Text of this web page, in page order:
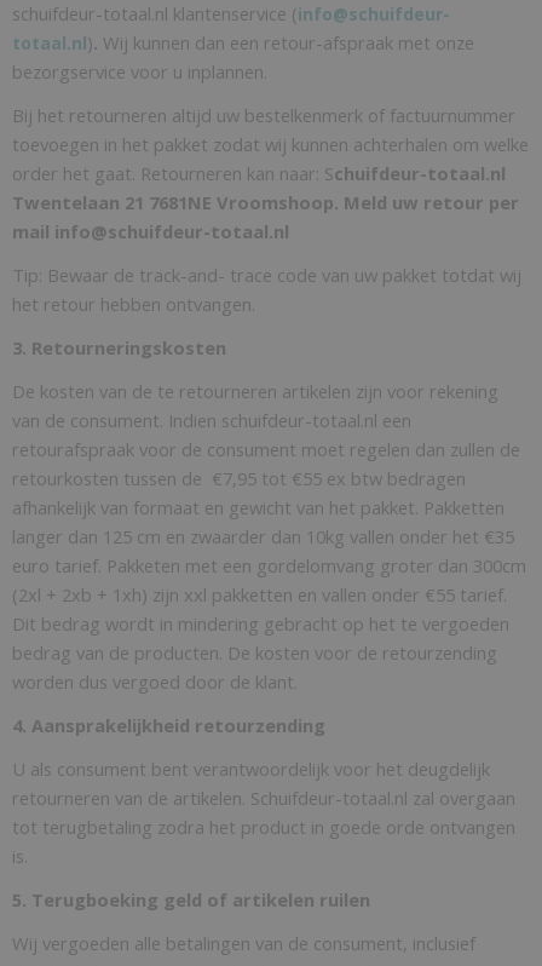
schuifdeur-totaal.nl klantenservice (info@schuifdeur-
totaal.nl). Wij kunnen dan een retour-afspraak met onze
bezorgservice voor u inplannen.
Bij het retourneren altijd uw bestelkenmerk of factuurnummer
toevoegen in het pakket zodat wij kunnen achterhalen om welke
order het gaat. Retourneren kan naar: Schuifdeur-totaal.nl
Twentelaan 21 7681NE Vroomshoop. Meld uw retour per
mail info@schuifdeur-totaal.nl
Tip: Bewaar de track-and- trace code van uw pakket totdat wij
het retour hebben ontvangen.
3. Retourneringskosten
De kosten van de te retourneren artikelen zijn voor rekening
van de consument. Indien schuifdeur-totaal.nl een
retourafspraak voor de consument moet regelen dan zullen de
retourkosten tussen de €7,95 tot €55 ex btw bedragen
afhankelijk van formaat en gewicht van het pakket. Pakketten
langer dan 125 cm en zwaarder dan 10kg vallen onder het €35
euro tarief. Pakketen met een gordelomvang groter dan 300cm
(2xl + 2xb + 1xh) zijn xxl pakketten en vallen onder €55 tarief.
Dit bedrag wordt in mindering gebracht op het te vergoeden
bedrag van de producten. De kosten voor de retourzending
worden dus vergoed door de klant.
4. Aansprakelijkheid retourzending
U als consument bent verantwoordelijk voor het deugdelijk
retourneren van de artikelen. Schuifdeur-totaal.nl zal overgaan
tot terugbetaling zodra het product in goede orde ontvangen
is.
5. Terugboeking geld of artikelen ruilen
Wij vergoeden alle betalingen van de consument, inclusief